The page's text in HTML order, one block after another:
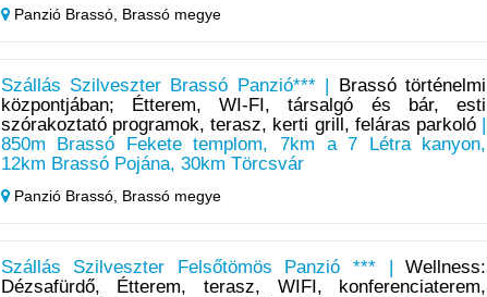
Panzió Brassó, Brassó megye
Szállás Szilveszter Brassó Panzió*** |
Brassó történelmi
központjában; Étterem, WI-FI, társalgó és bár, esti
szórakoztató programok, terasz, kerti grill, feláras parkoló
850m Brassó Fekete templom, 7km a 7 Létra kanyon,
12km Brassó Pojána, 30km Törcsvár
Panzió Brassó, Brassó megye
Szállás Szilveszter Felsőtömös Panzió *** |Wellness:
Dézsafürdő, Étterem, terasz, WIFI, konferenciaterem,